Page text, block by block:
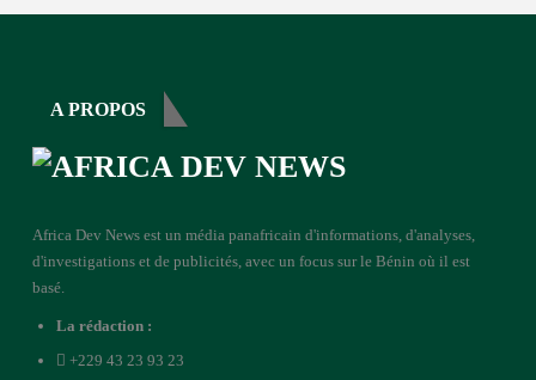
A PROPOS
Africa Dev News est un média panafricain d'informations, d'analyses,
d'investigations et de publicités, avec un focus sur le Bénin où il est
basé.
La rédaction :
+229 43 23 93 23